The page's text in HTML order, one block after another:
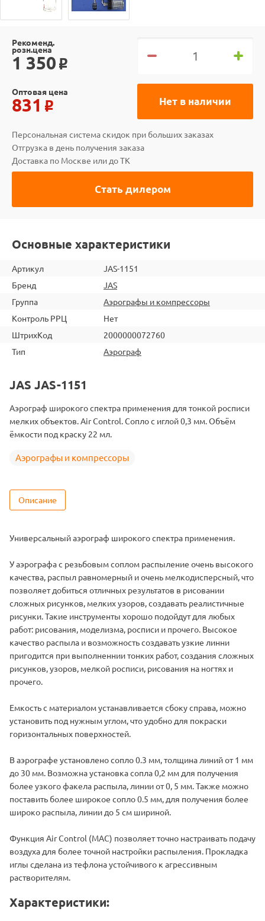
Рекоменд.
розн.цена
1 350 o
Нет в наличии
Оптовая цена
831 o
Персональная система скидок при больших заказах
Отгрузка в день получения заказа
Доставка по Москве или до ТК
Стать дилером
Основные характеристики
Артикул
JAS-1151
Бренд
JAS
Группа
Аэрографы и компрессоры
Контроль РРЦ
Нет
ШтрихКод
2000000072760
Тип
Аэрограф
JAS JAS-1151
Аэрограф широкого спектра применения для тонкой росписи
мелких объектов. Air Control. Сопло с иглой 0,3 мм. Объём
ёмкости под краску 22 мл.
Аэрографы и компрессоры
Описание
Универсальный аэрограф широкого спектра применения.
У аэрографа с резьбовым соплом распыление очень высокого
качества, распыл равномерный и очень мелкодисперсный, что
позволяет добиться отличных результатов в рисовании
сложных рисунков, мелких узоров, создавать реалистичные
рисунки. Такие инструменты хорошо подойдут для любых
работ: рисования, моделизма, росписи и прочего. Высокое
качество распыла и возможность создавать узкие линни
пригодится при выполненнии тонких работ, создания сложных
рисунков, узоров, мелкой росписи, рисования на ногтях и
прочего.
Емкость с материалом устанавливается сбоку справа, можно
установить под нужным углом, что удобно для покраски
горизонтальных поверхностей.
В аэрографе установлено сопло 0.3 мм, толщина линий от 1 мм
до 30 мм. Возможна установка сопла 0,2 мм для получения
более узкого факела распыла, линии от 0, 5 мм. Также можно
поставить более широкое сопло 0.5 мм, для получения более
широко распыла, линии до 5 см шириной.
Функция Air Control (MAC) позволяет точно настраивать подачу
воздуха для более точной настройки распыления. Прокладка
иглы сделана из тефлона устойчивого к агрессивным
растворителям.
Характеристики: